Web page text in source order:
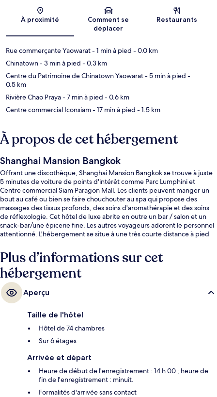
À proximité
Comment se
déplacer
Restaurants
Rue commerçante Yaowarat- 1 min à pied - 0.0 km
Chinatown- 3 min à pied - 0.3 km
Centre du Patrimoine de Chinatown Yaowarat- 5 min à pied -
0.5 km
Rivière Chao Praya- 7 min à pied - 0.6 km
Centre commercial Iconsiam- 17 min à pied - 1.5 km
À propos de cet hébergement
Shanghai Mansion Bangkok
Offrant une discothèque, Shanghai Mansion Bangkok se trouve à juste
5 minutes de voiture de points d'intérêt comme Parc Lumphini et
Centre commercial Siam Paragon Mall. Les clients peuvent manger un
bout au café ou bien se faire chouchouter au spa qui propose des
massages des tissus profonds, des soins d'aromathérapie et des soins
de réflexologie. Cet hôtel de luxe abrite en outre un bar / salon et un
snack-bar/une épicerie fine. Les autres voyageurs adorent le personnel
attentionné. L'hébergement se situe à une très courte distance à pied
5 min et Station de MRT Lamphong, à 9 min.
Plus d’informations sur cet
hébergement
Aperçu
Taille de l'hôtel
Hôtel de 74 chambres
Sur 6 étages
Arrivée et départ
Heure de début de l'enregistrement : 14 h 00 ; heure de
fin de l'enregistrement : minuit.
Formalités d'arrivée sans contact